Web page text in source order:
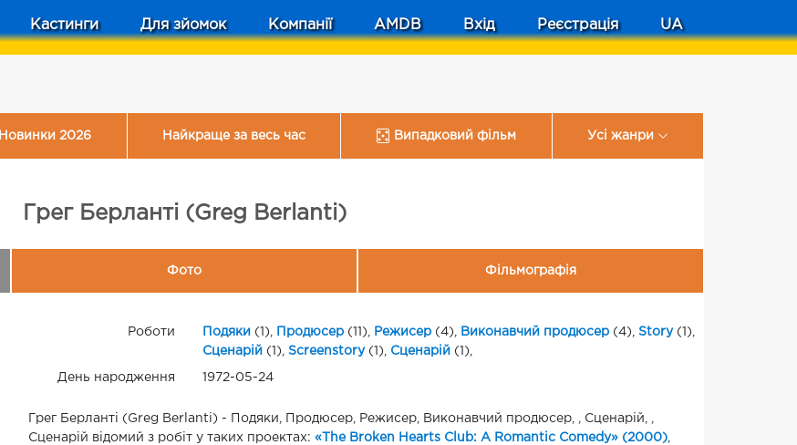
Кастинги Для зйомок Компанії AMDB Вхід Реєстрація UA
Новинки 2026 Найкраще за весь час Випадковий фільм Усі жанри
Грег Берланті (Greg Berlanti)
Фото Фільмографія
Роботи Подяки (1), Продюсер(11), Режисер(4), Виконавчий продюсер(4), Story(1),
Сценарій (1), Screenstory(1), Сценарій (1),
День народження 1972-05-24
Грег Берланті (Greg Berlanti) - Подяки, Продюсер, Режисер, Виконавчий продюсер, , Сценарій, ,
Сценарій відомий з робіт у таких проектах: «The Broken Hearts Club: A Romantic Comedy» (2000)